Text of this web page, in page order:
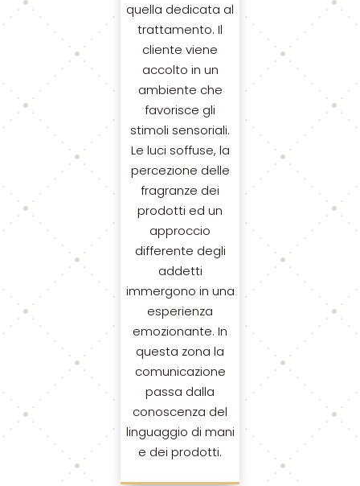
quella dedicata al
trattamento. Il
cliente viene
accolto in un
ambiente che
favorisce gli
stimoli sensoriali.
Le luci soffuse, la
percezione delle
fragranze dei
prodotti ed un
approccio
differente degli
addetti
immergono in una
esperienza
emozionante. In
questa zona la
comunicazione
passa dalla
conoscenza del
linguaggio di mani
e dei prodotti.